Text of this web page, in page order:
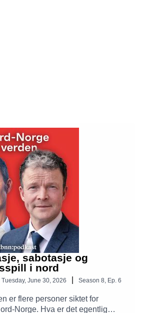
og russisk næringsliv.
i Ukraina påvirker allerede
mellom Russland og Norge. Nå
med på hvilke nye sanksjoner som
viktigste vi kan gjøre fremover er å
og opprettholde en god og positiv
dialogen ... ja, da kommer vi i hvert
er produsert av Kunnskapsbanken
Norgei samarbeid med
Stein Vidar Loftås. Redaktør er
.
sabotasje og
i nord
Tuesday, June 30, 2026 Season 8, Ep. 6
er flere personer siktet for
Norge. Hva er det egentlig